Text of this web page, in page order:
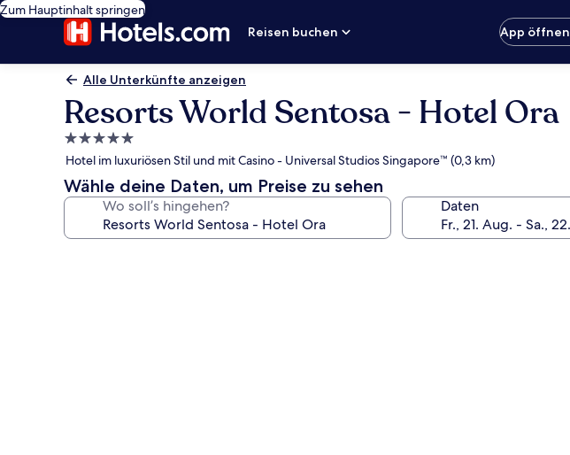
Zum Hauptinhalt springen
Reisen buchen
App öffnen
Alle Unterkünfte anzeigen
Resorts World Sentosa - Hotel Ora
5.0-
Sterne-
Unterkunft
Hotel im luxuriösen Stil und mit Casino - Universal Studios Singapore™ (0,3 km)
Wähle deine Daten, um Preise zu sehen
Wo soll’s hingehen? Daten